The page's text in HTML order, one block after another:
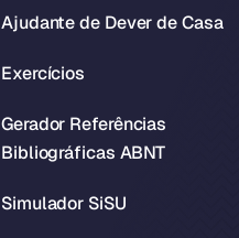
Ajudante de Dever de Casa
Exercícios
Gerador Referências
Bibliográficas ABNT
Simulador SiSU